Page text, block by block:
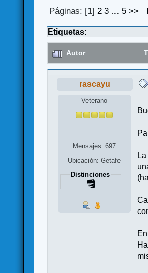
Páginas: [1] 2 3 ... 5 >>
Etiquetas:
Autor
rascayu
Veterano
Mensajes: 697
Ubicación: Getafe
Distinciones